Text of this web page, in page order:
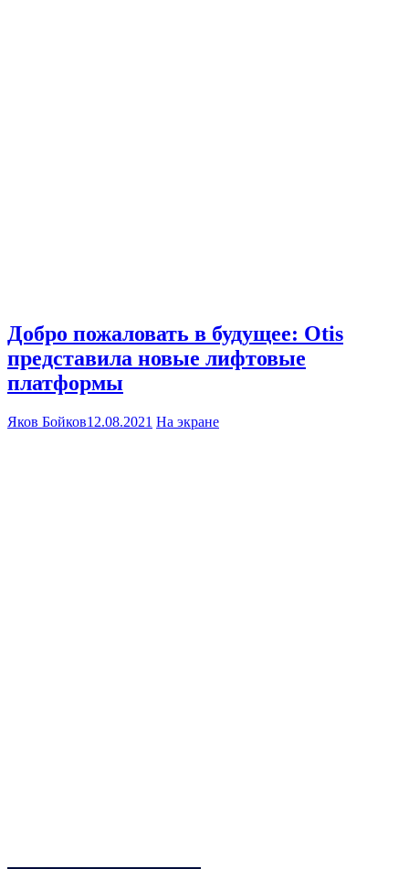
Добро пожаловать в будущее: Otis
представила новые лифтовые
платформы
Яков Бойков12.08.2021 На экране